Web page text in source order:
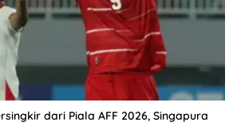
dari Piala AFF 2026, Singapura